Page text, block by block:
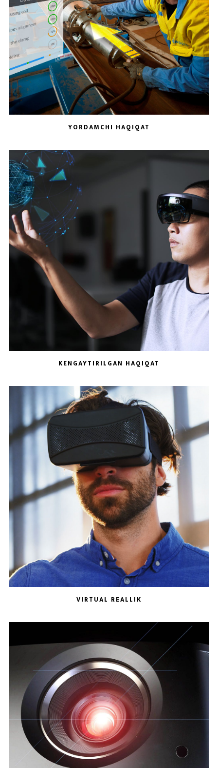
YORDAMCHI HAQIQAT
KENGAYTIRILGAN HAQIQAT
VIRTUAL REALLIK